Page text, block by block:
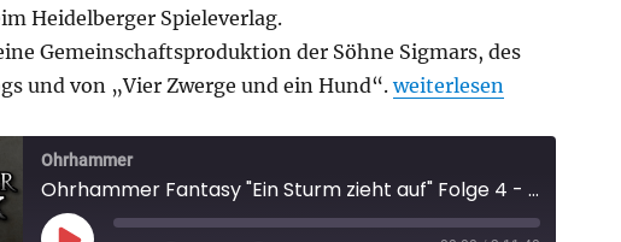
Heidelberger Spieleverlag.
Gemeinschaftsproduktion der Söhne Sigmars, des
und von „Vier Zwerge und ein Hund“.„Ohrhammer Fantasy
weiterlesen
Ohrhammer
Ohrhammer Fantasy "Ein Sturm zieht auf" Folge 4 - Ein seltsamer Verbündeter